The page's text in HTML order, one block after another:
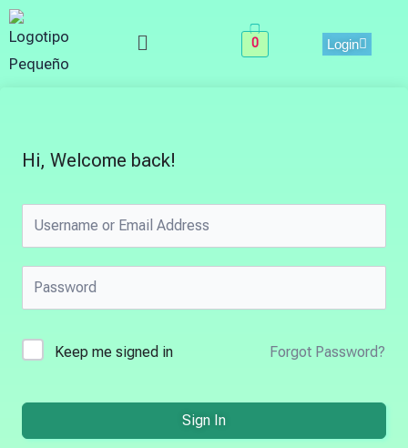
Skip
to
content
Menu 0 Login
Hi, Welcome back!
Keep me signed in Forgot Password?
Sign In